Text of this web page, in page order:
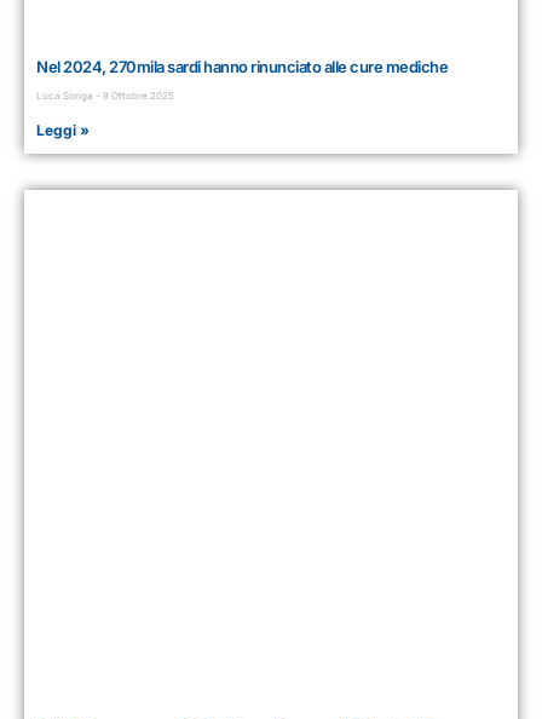
Nel 2024, 270mila sardi hanno rinunciato alle cure mediche
Luca Soriga 8 Ottobre 2025
Leggi »